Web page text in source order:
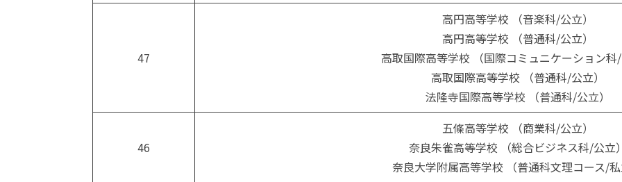
47
高円高等学校 （音楽科/公立）
高円高等学校 （普通科/公立）
高取国際高等学校 （国際コミュニケーション科
高取国際高等学校 （普通科/公立）
法隆寺国際高等学校 （普通科/公立）
46
五條高等学校 （商業科/公立）
奈良朱雀高等学校 （総合ビジネス科/公立
奈良大学附属高等学校 （普通科文理コース/